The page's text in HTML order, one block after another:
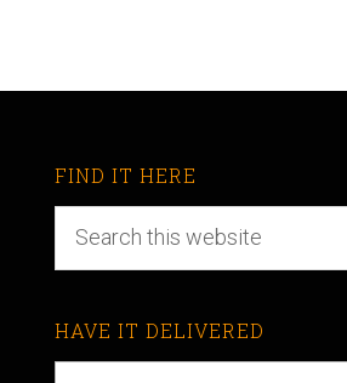
FIND IT HERE
HAVE IT DELIVERED